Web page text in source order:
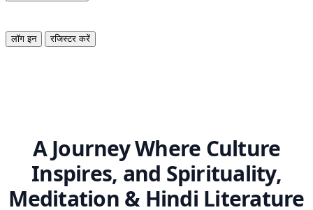
लॉग इन रजिस्टर करें
A Journey Where Culture
Inspires, and Spirituality,
Meditation & Hindi Literature